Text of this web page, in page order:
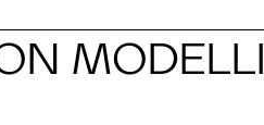
MODELLI